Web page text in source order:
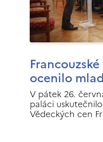
ocenilo
V pátek 26.
paláci
Vědeckých cen